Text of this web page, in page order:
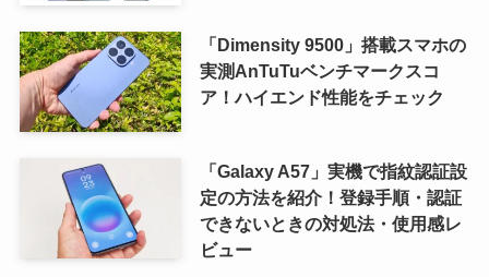
「Dimensity 9500」搭載スマホの
実測AnTuTuベンチマークスコ
ア！ハイエンド性能をチェック
「Galaxy A57」実機で指紋認証設
定の方法を紹介！登録手順・認証
できないときの対処法・使用感レ
ビュー